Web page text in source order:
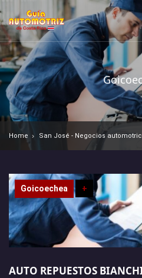
Home San José - Negocios
Goicoechea +
AUTO REPUESTOS